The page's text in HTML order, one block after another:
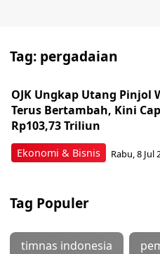
Tag: pergadaian
Ekonomi & Bisnis
OJK Ungkap Utang Pinjol
Terus Bertambah, Kini
Rp103,73 Triliun
Rabu, 8 Jul
Tag Populer
timnas indonesia